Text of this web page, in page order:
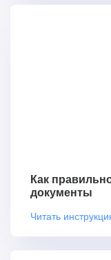
Как
документы
Читать